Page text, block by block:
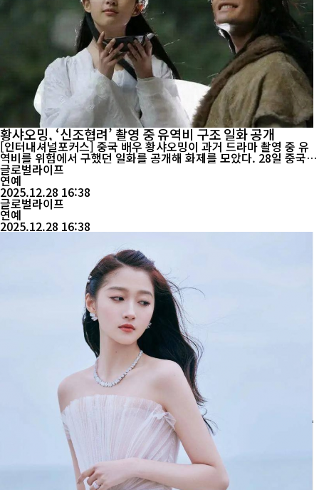
황샤오밍, ‘신조협려’ 촬영 중 유역비 구조 일화 공개
[인터내셔널포커스] 중국 배우 황샤오밍이 과거 드라마 촬영 중 유
역비를 위험에서 구했던 일화를 공개해 화제를 모았다. 28일 중국
매체 홍성신문에 따르면, 황샤오밍은 최근 한 예능 프로그램에 출연
해 2004년 드라마 신조협려 촬영 당시 있었던 아찔한 사고를 직접
언급했다. 황샤오밍은 “당시 폭포 장면을 촬영하던 중 수류가 예상
보다 훨씬 거셌다”며 “유역비가 균형을 잃고 물에 휩쓸려 ...
글로벌라이프
연예
2025.12.28 16:38
글로벌라이프
연예
2025.12.28 16:38